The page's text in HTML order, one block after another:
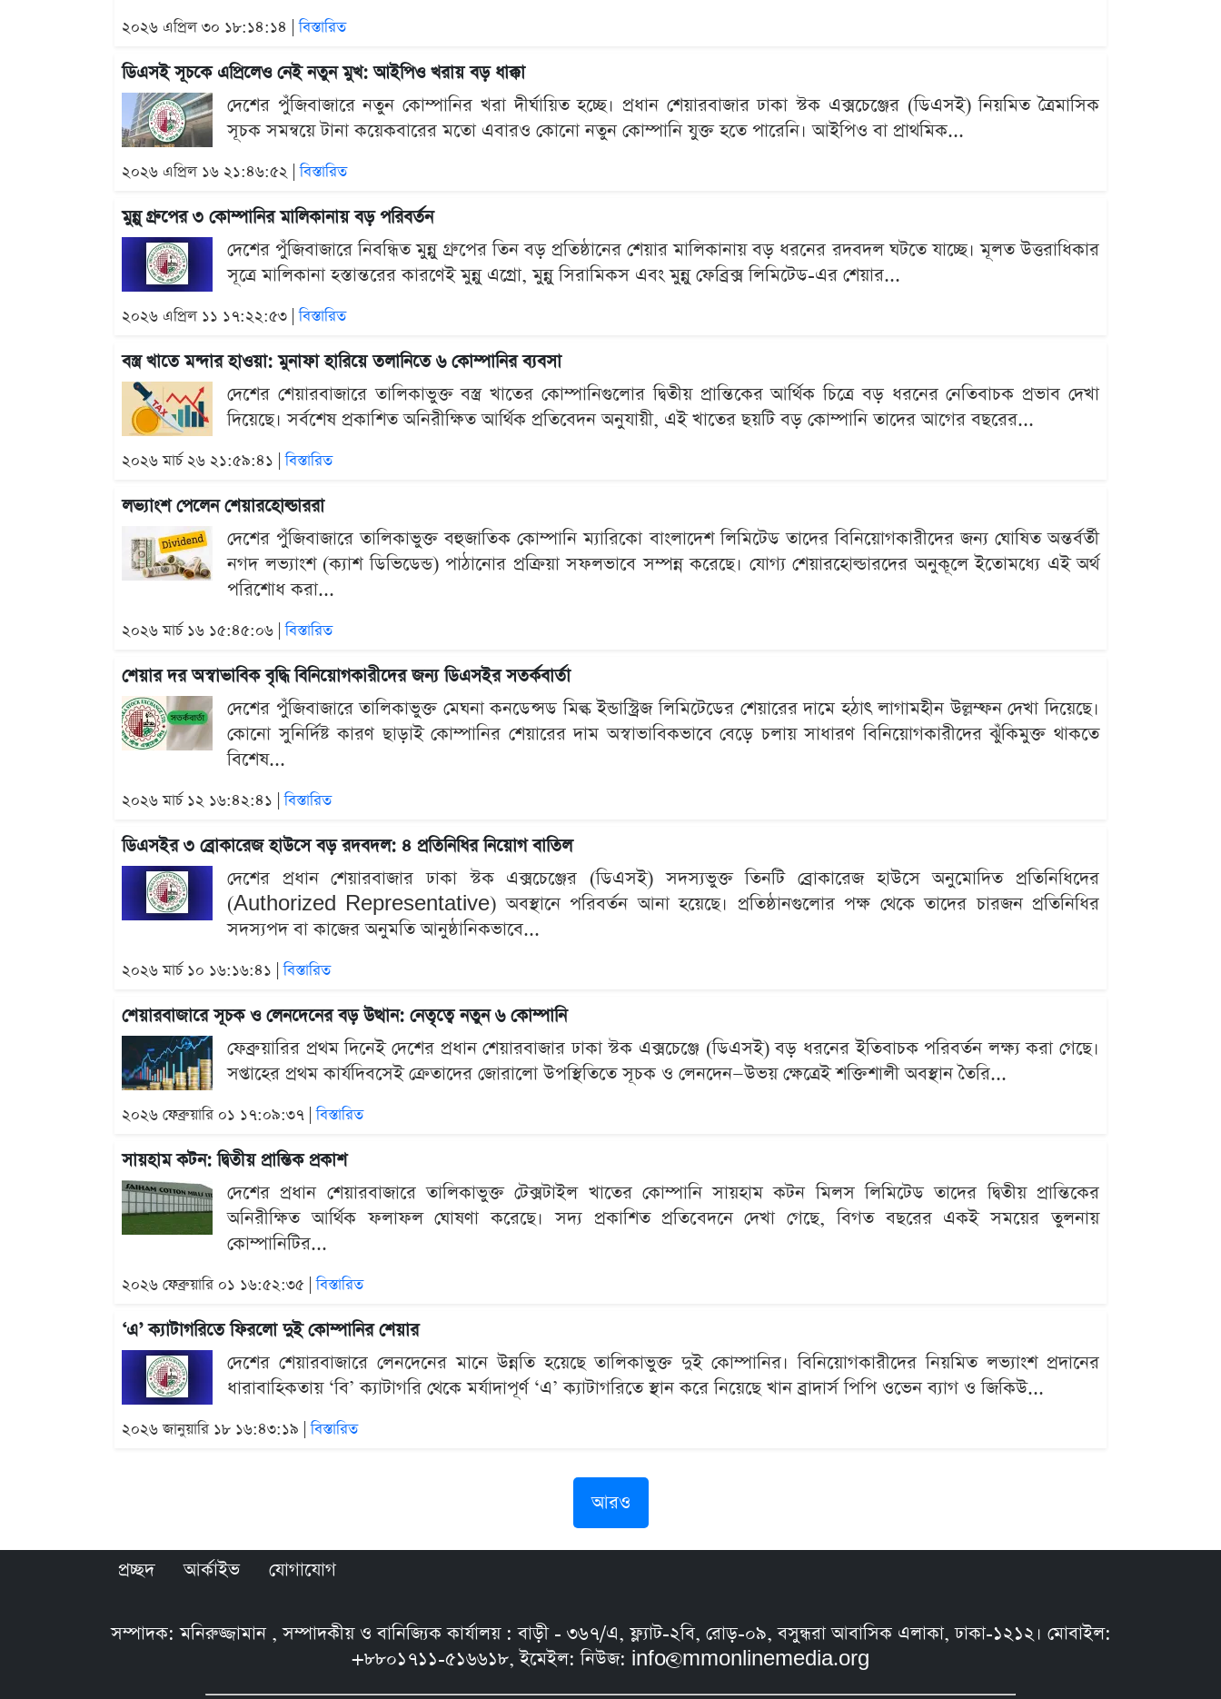
২০২৬ এপ্রিল ৩০ ১৮:১৪:১৪ |বিস্তারিত
ডিএসই সূচকে এপ্রিলেও নেই নতুন মুখ: আইপিও খরায় বড় ধাক্কা
দেশের পুঁজিবাজারে নতুন কোম্পানির খরা দীর্ঘায়িত হচ্ছে। প্রধান শেয়ারবাজার ঢাকা স্টক এক্সচেঞ্জের (ডিএসই) নিয়মিত ত্রৈমাসিক
সূচক সমন্বয়ে টানা কয়েকবারের মতো এবারও কোনো নতুন কোম্পানি যুক্ত হতে পারেনি। আইপিও বা প্রাথমিক...
২০২৬ এপ্রিল ১৬ ২১:৪৬:৫২ |বিস্তারিত
মুন্নু গ্রুপের ৩ কোম্পানির মালিকানায় বড় পরিবর্তন
দেশের পুঁজিবাজারে নিবন্ধিত মুন্নু গ্রুপের তিন বড় প্রতিষ্ঠানের শেয়ার মালিকানায় বড় ধরনের রদবদল ঘটতে যাচ্ছে। মূলত উত্তরাধিকার
সূত্রে মালিকানা হস্তান্তরের কারণেই মুন্নু এগ্রো, মুন্নু সিরামিকস এবং মুন্নু ফেব্রিক্স লিমিটেড-এর শেয়ার...
২০২৬ এপ্রিল ১১ ১৭:২২:৫৩ |বিস্তারিত
বস্ত্র খাতে মন্দার হাওয়া: মুনাফা হারিয়ে তলানিতে ৬ কোম্পানির ব্যবসা
দেশের শেয়ারবাজারে তালিকাভুক্ত বস্ত্র খাতের কোম্পানিগুলোর দ্বিতীয় প্রান্তিকের আর্থিক চিত্রে বড় ধরনের নেতিবাচক প্রভাব দেখা
দিয়েছে। সর্বশেষ প্রকাশিত অনিরীক্ষিত আর্থিক প্রতিবেদন অনুযায়ী, এই খাতের ছয়টি বড় কোম্পানি তাদের আগের বছরের...
২০২৬ মার্চ ২৬ ২১:৫৯:৪১ |বিস্তারিত
লভ্যাংশ পেলেন শেয়ারহোল্ডাররা
দেশের পুঁজিবাজারে তালিকাভুক্ত বহুজাতিক কোম্পানি ম্যারিকো বাংলাদেশ লিমিটেড তাদের বিনিয়োগকারীদের জন্য ঘোষিত অন্তর্বর্তী
নগদ লভ্যাংশ (ক্যাশ ডিভিডেন্ড) পাঠানোর প্রক্রিয়া সফলভাবে সম্পন্ন করেছে। যোগ্য শেয়ারহোল্ডারদের অনুকূলে ইতোমধ্যে এই অর্থ
পরিশোধ করা...
২০২৬ মার্চ ১৬ ১৫:৪৫:০৬ |বিস্তারিত
শেয়ার দর অস্বাভাবিক বৃদ্ধি বিনিয়োগকারীদের জন্য ডিএসইর সতর্কবার্তা
দেশের পুঁজিবাজারে তালিকাভুক্ত মেঘনা কনডেন্সড মিল্ক ইন্ডাস্ট্রিজ লিমিটেডের শেয়ারের দামে হঠাৎ লাগামহীন উল্লম্ফন দেখা দিয়েছে।
কোনো সুনির্দিষ্ট কারণ ছাড়াই কোম্পানির শেয়ারের দাম অস্বাভাবিকভাবে বেড়ে চলায় সাধারণ বিনিয়োগকারীদের ঝুঁকিমুক্ত থাকতে
বিশেষ...
২০২৬ মার্চ ১২ ১৬:৪২:৪১ |বিস্তারিত
ডিএসইর ৩ ব্রোকারেজ হাউসে বড় রদবদল: ৪ প্রতিনিধির নিয়োগ বাতিল
দেশের প্রধান শেয়ারবাজার ঢাকা স্টক এক্সচেঞ্জের (ডিএসই) সদস্যভুক্ত তিনটি ব্রোকারেজ হাউসে অনুমোদিত প্রতিনিধিদের
(Authorized Representative) অবস্থানে পরিবর্তন আনা হয়েছে। প্রতিষ্ঠানগুলোর পক্ষ থেকে তাদের চারজন প্রতিনিধির
সদস্যপদ বা কাজের অনুমতি আনুষ্ঠানিকভাবে...
২০২৬ মার্চ ১০ ১৬:১৬:৪১ |বিস্তারিত
শেয়ারবাজারে সূচক ও লেনদেনের বড় উত্থান: নেতৃত্বে নতুন ৬ কোম্পানি
ফেব্রুয়ারির প্রথম দিনেই দেশের প্রধান শেয়ারবাজার ঢাকা স্টক এক্সচেঞ্জে (ডিএসই) বড় ধরনের ইতিবাচক পরিবর্তন লক্ষ্য করা গেছে।
সপ্তাহের প্রথম কার্যদিবসেই ক্রেতাদের জোরালো উপস্থিতিতে সূচক ও লেনদেন—উভয় ক্ষেত্রেই শক্তিশালী অবস্থান তৈরি...
২০২৬ ফেব্রুয়ারি ০১ ১৭:০৯:৩৭ |বিস্তারিত
সায়হাম কটন: দ্বিতীয় প্রান্তিক প্রকাশ
দেশের প্রধান শেয়ারবাজারে তালিকাভুক্ত টেক্সটাইল খাতের কোম্পানি সায়হাম কটন মিলস লিমিটেড তাদের দ্বিতীয় প্রান্তিকের
অনিরীক্ষিত আর্থিক ফলাফল ঘোষণা করেছে। সদ্য প্রকাশিত প্রতিবেদনে দেখা গেছে, বিগত বছরের একই সময়ের তুলনায়
কোম্পানিটির...
২০২৬ ফেব্রুয়ারি ০১ ১৬:৫২:৩৫ |বিস্তারিত
‘এ’ ক্যাটাগরিতে ফিরলো দুই কোম্পানির শেয়ার
দেশের শেয়ারবাজারে লেনদেনের মানে উন্নতি হয়েছে তালিকাভুক্ত দুই কোম্পানির। বিনিয়োগকারীদের নিয়মিত লভ্যাংশ প্রদানের
ধারাবাহিকতায় ‘বি’ ক্যাটাগরি থেকে মর্যাদাপূর্ণ ‘এ’ ক্যাটাগরিতে স্থান করে নিয়েছে খান ব্রাদার্স পিপি ওভেন ব্যাগ ও জিকিউ...
২০২৬ জানুয়ারি ১৮ ১৬:৪৩:১৯ |বিস্তারিত
আরও
প্রচ্ছদ আর্কাইভ যোগাযোগ
সম্পাদক: মনিরুজ্জামান , সম্পাদকীয় ও বানিজ্যিক কার্যালয় : বাড়ী - ৩৬৭/এ, ফ্ল্যাট-২বি, রোড়-০৯, বসুন্ধরা আবাসিক এলাকা, ঢাকা-১২১২। মোবাইল:
+৮৮০১৭১১-৫১৬৬১৮, ইমেইল: নিউজ: info@mmonlinemedia.org